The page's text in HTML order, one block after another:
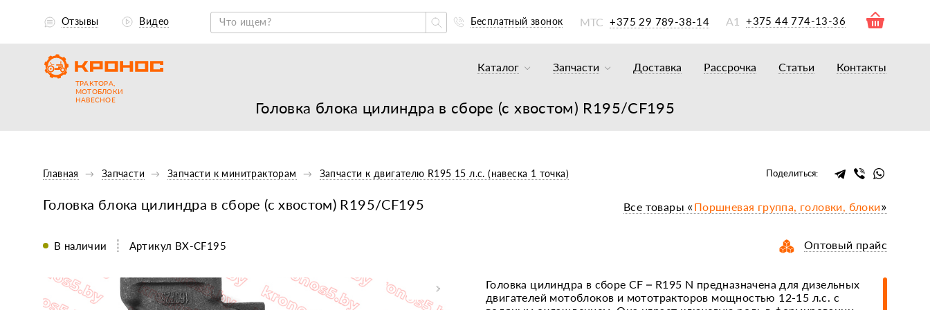
Головка блока цилиндра в сборе (с хвостом) R195/CF195
Отзывы Видео Бесплатный звонок МТС +375 29 789-38-14 А1 +375 44 774-13-36
ТРАКТОРА,
МОТОБЛОКИ
НАВЕСНОЕ
Каталог
Грузовики
Мотоблоки
Прицепы
Запчасти
К минитракторам
К мотоблочному навесному оборудованию
Подшипники, сальники, ремни
Доставка Рассрочка Статьи Контакты
Главная Запчасти Запчасти к минитракторам Запчасти к двигателю R195 15 л.с. (навеска 1 точка) Поделиться:
Головка блока цилиндра в сборе (с хвостом) R195/CF195 Все товары «Поршневая группа, головки, блоки»
В наличии Артикул BX-CF195 Оптовый прайс
Головка цилиндра в сборе CF – R195 N предназначена для дизельных
двигателей мотоблоков и мототракторов мощностью 12-15 л.с. с